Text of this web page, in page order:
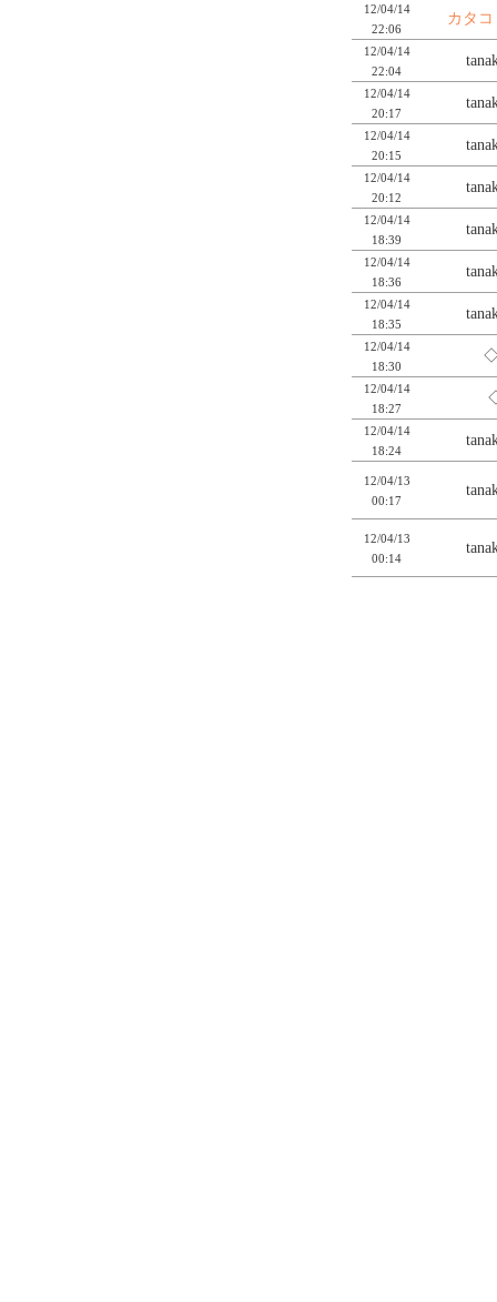
12/04/14
22:06
カタ
12/04/14
22:04
12/04/14
20:17
12/04/14
20:15
12/04/14
20:12
12/04/14
18:39
12/04/14
18:36
12/04/14
18:35
12/04/14
18:30
12/04/14
18:27
12/04/14
18:24
12/04/13
00:17
12/04/13
00:14